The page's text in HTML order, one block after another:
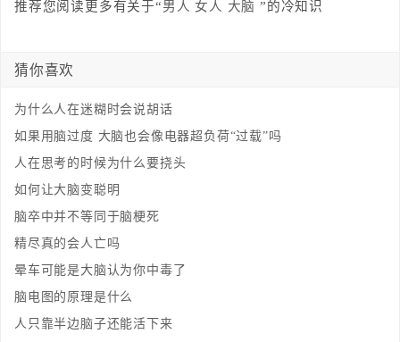
推荐您阅读更多有关于“男人 女人 大脑 ”的冷知识
猜你喜欢
为什么人在迷糊时会说胡话
如果用脑过度 大脑也会像电器超负荷“过载”吗
人在思考的时候为什么要挠头
如何让大脑变聪明
脑卒中并不等同于脑梗死
精尽真的会人亡吗
晕车可能是大脑认为你中毒了
脑电图的原理是什么
人只靠半边脑子还能活下来